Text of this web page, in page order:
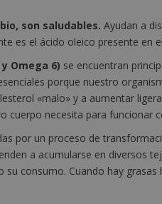
son saludables.Ayudan a
es el ácido oleico presente en
Omega 6) se encuentran
porque nuestro
«malo» y a aumentar
cuerpo necesita para funcionar
por un proceso de
a acumularse en diversos
consumo. Cuando hay grasas